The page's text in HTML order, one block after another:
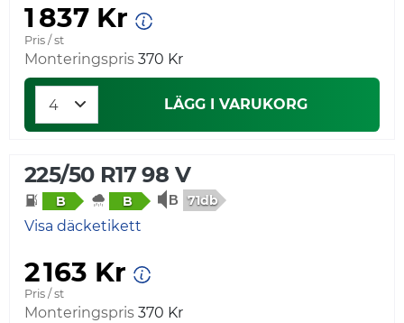
1 837 Kr
Pris / st
Monteringspris 370 Kr
LÄGG I VARUKORG
225/50 R17 98 V
B B 71db
Visa däcketikett
2 163 Kr
Pris / st
Monteringspris 370 Kr